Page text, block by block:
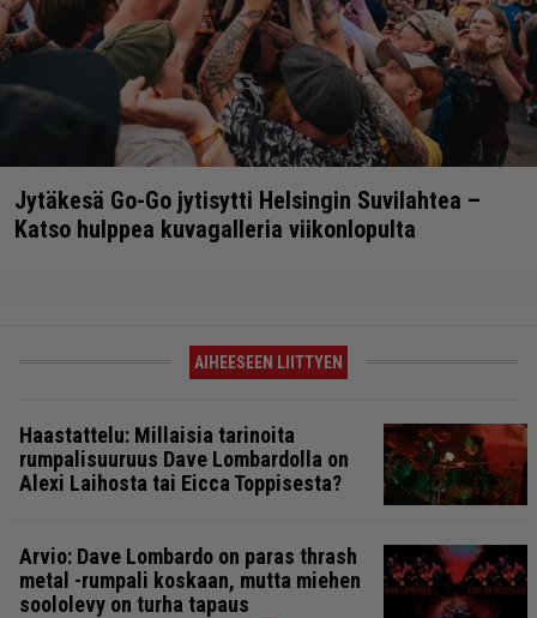
Jytäkesä Go-Go jytisytti Helsingin Suvilahtea –
Katso hulppea kuvagalleria viikonlopulta
AIHEESEEN LIITTYEN
Haastattelu: Millaisia tarinoita
rumpalisuuruus Dave Lombardolla on
Alexi Laihosta tai Eicca Toppisesta?
Arvio: Dave Lombardo on paras thrash
metal -rumpali koskaan, mutta miehen
soololevy on turha tapaus